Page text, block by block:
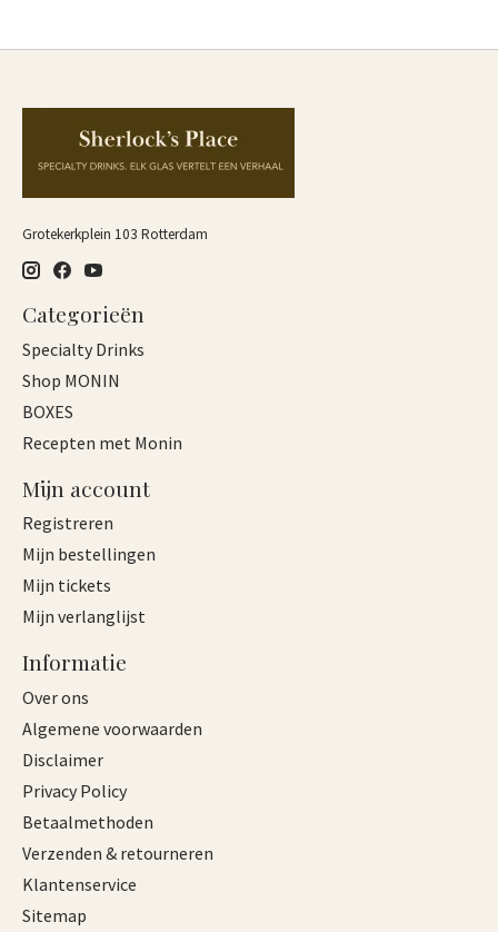
Grotekerkplein 103 Rotterdam
Categorieën
Specialty Drinks
Shop MONIN
BOXES
Recepten met Monin
Mijn account
Registreren
Mijn bestellingen
Mijn tickets
Mijn verlanglijst
Informatie
Over ons
Algemene voorwaarden
Disclaimer
Privacy Policy
Betaalmethoden
Verzenden & retourneren
Klantenservice
Sitemap